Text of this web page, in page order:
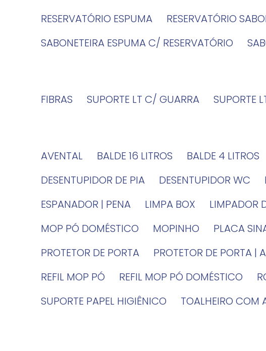
RESERVATÓRIO ESPUMA
RESERVATÓRIO
SABONETEIRA ESPUMA C/ RESERVATÓRIO
FIBRAS
SUPORTE LT C/ GUARRA SUPORTE
AVENTAL
BALDE 16 LITROS BALDE 4 LITROS
DESENTUPIDOR DE PIA
DESENTUPIDOR WC
ESPANADOR | PENA
LIMPA BOX LIMPADOR
MOP PÓ DOMÉSTICO
MOPINHO PLACA
PROTETOR DE PORTA
PROTETOR DE PORTA |
REFIL MOP PÓ
REFIL MOP PÓ DOMÉSTICO
SUPORTE PAPEL HIGIÊNICO
TOALHEIRO